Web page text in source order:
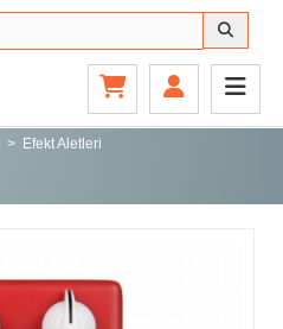
Efekt Aletleri